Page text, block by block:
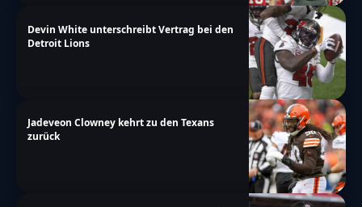
Devin White unterschreibt Vertrag bei den
Detroit Lions
Jadeveon Clowney kehrt zu den Texans
zurück